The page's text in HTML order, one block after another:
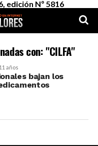
edición Nº 5816
con: "CILFA"
años
bajan los